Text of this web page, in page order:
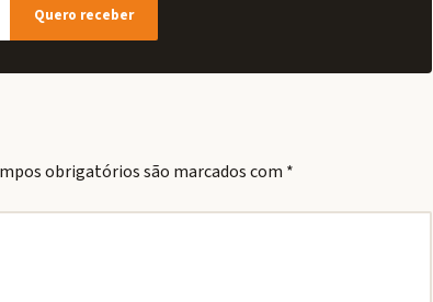
Quero receber
obrigatórios são marcados com *